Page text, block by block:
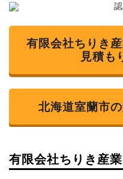
有限会社ちりき
見積も
北海道室蘭市
有限会社ちりき産